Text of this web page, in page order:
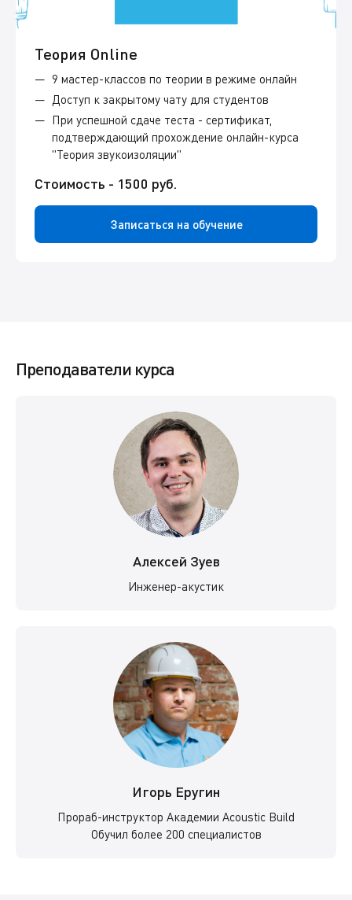
Теория Online
9 мастер-классов по теории в режиме онлайн
Доступ к закрытому чату для студентов
При успешной сдаче теста - сертификат,
подтверждающий прохождение онлайн-курса
"Теория звукоизоляции"
Стоимость - 1500 руб.
Записаться на обучение
Преподаватели курса
Алексей Зуев
Инженер-акустик
Игорь Еругин
Прораб-инструктор Академии Acoustic Build
Обучил более 200 специалистов